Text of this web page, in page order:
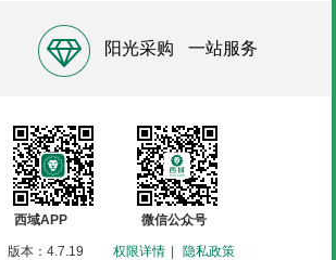
阳光采购 一站服务
微信公众号
西域APP
版本：4.7.19 权限详情
隐私政策